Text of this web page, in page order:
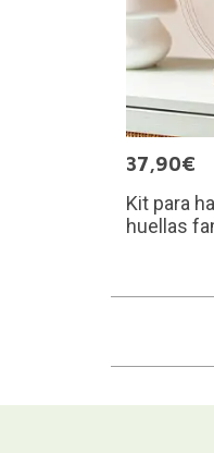
37,90€
Kit para
huellas